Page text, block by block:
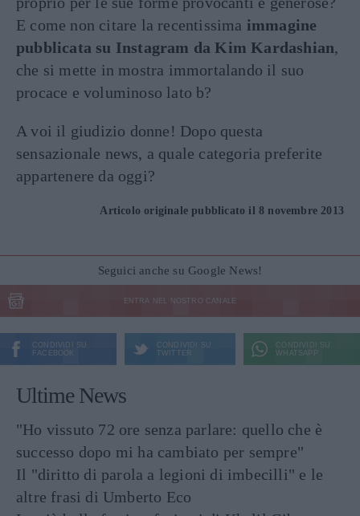
E come non citare la recentissima immagine
pubblicata su Instagram da Kim Kardashian,
che si mette in mostra immortalando il suo
procace e voluminoso lato b?
A voi il giudizio donne! Dopo questa
sensazionale news, a quale categoria preferite
appartenere da oggi?
Articolo originale pubblicato il 8 novembre 2013
Seguici anche su Google News!
ENTRA NEL NOSTRO CANALE
CONDIVIDI SU
FACEBOOK
CONDIVIDI SU
TWITTER
CONDIVIDI SU
WHATSAPP
Ultime News
"Ho vissuto 72 ore senza parlare: quello che è
successo dopo mi ha cambiato per sempre"
Il "diritto di parola a legioni di imbecilli" e le
altre frasi di Umberto Eco